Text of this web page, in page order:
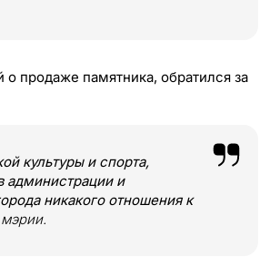
продаже памятника, обратился за
культуры и спорта,
администрации и
никакого отношения к